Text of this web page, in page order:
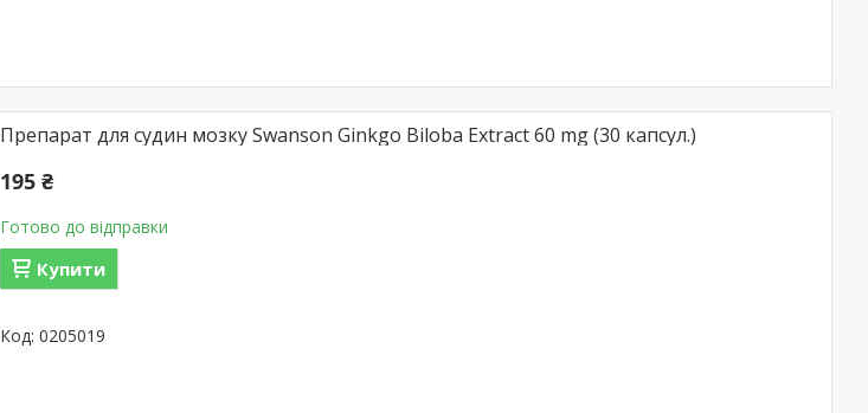
Препарат для судин мозку Swanson Ginkgo Biloba Extract 60 mg (30 капсул.)
195 ₴
Готово до відправки
Купити
0205019